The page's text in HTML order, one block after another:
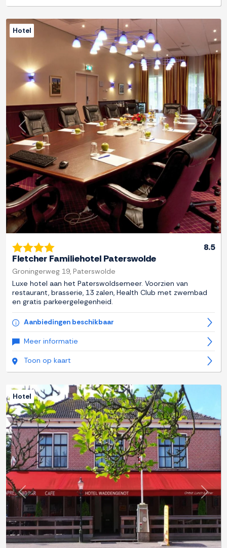
Previous Next
Hotel
8.5
Fletcher Familiehotel Paterswolde
Groningerweg 19, Paterswolde
Luxe hotel aan het Paterswoldsemeer. Voorzien van
restaurant, brasserie, 13 zalen, Health Club met zwembad
en gratis parkeergelegenheid.
Aanbiedingen beschikbaar
Meer informatie
Toon op kaart
Previous Next
Hotel